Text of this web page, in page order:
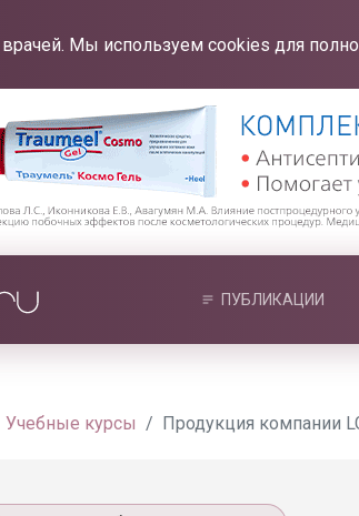
Мы используем cookies для
ПУБЛИКАЦИИ
Учебные курсы Продукция компании